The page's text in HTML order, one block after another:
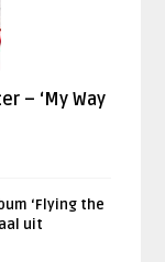
– ‘My Way
‘Flying the
uit